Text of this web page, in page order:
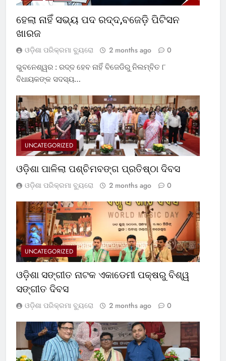
ହେଲା ନାହିଁ ସଭ୍ୟ ପଦ ରଦ୍ଦ,ବଜେଡ଼ି ପିଟିସନ
ଖାରଜ
ଓଡ଼ିଶା ପରିକ୍ରମା ବ୍ୟୁରୋ 2 months ago 0
ଭୁବନେଶ୍ୱର : ରଦ୍ଦ ହେବ ନାହିଁ ବିଜେଡିରୁ ନିଲମ୍ବିତ ୮
ବିଧାୟକଙ୍କ ସଦସ୍ୟ…
UNCATEGORIZED
ଓଡ଼ିଶା ପାଳିଲା ପଶ୍ଚିମବଙ୍ଗ ପ୍ରତିଷ୍ଠା ଦିବସ
ଓଡ଼ିଶା ପରିକ୍ରମା ବ୍ୟୁରୋ 2 months ago 0
UNCATEGORIZED
ଓଡ଼ିଶା ସଙ୍ଗୀତ ନାଟକ ଏକାଡେମୀ ପକ୍ଷରୁ ବିଶ୍ୱ
ସଙ୍ଗୀତ ଦିବସ
ଓଡ଼ିଶା ପରିକ୍ରମା ବ୍ୟୁରୋ 2 months ago 0